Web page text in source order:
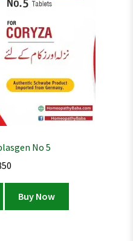
No 5
Buy Now